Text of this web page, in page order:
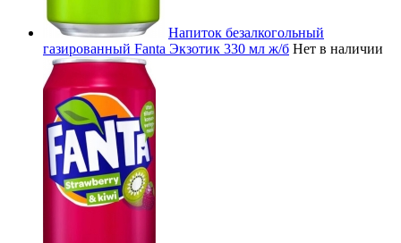
Напиток безалкогольный
газированный Fanta Экзотик 330 мл ж/б Нет в наличии